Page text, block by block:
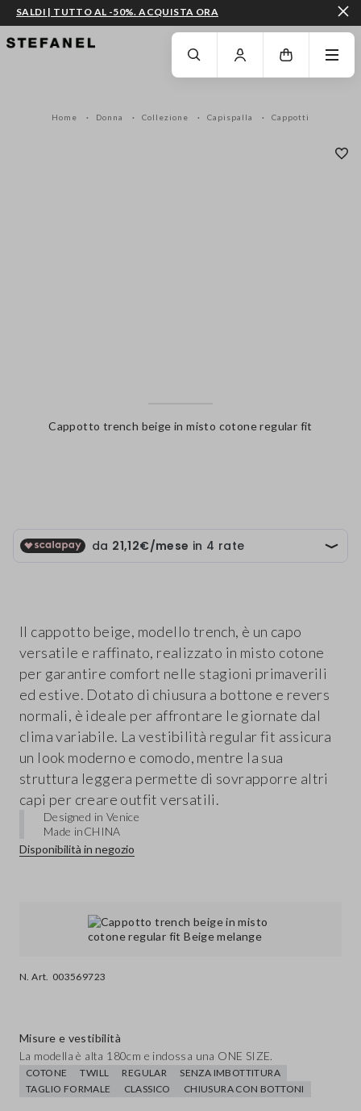
VAI AL CONTENUTO PRINCIPALE SCENDI AL FONDO DELLA PAGINA
SALDI | TUTTO AL -50%. ACQUISTA ORA
Home Donna Collezione Capispalla Cappotti
Cappotto trench beige in misto cotone regular fit
N. Art. 003569723
Il cappotto beige, modello trench, è un capo
versatile e raffinato, realizzato in misto cotone
per garantire comfort nelle stagioni primaverili
ed estive. Dotato di chiusura a bottone e revers
normali, è ideale per affrontare le giornate dal
clima variabile. La vestibilità regular fit assicura
un look moderno e comodo, mentre la sua
struttura leggera permette di sovrapporre altri
capi per creare outfit versatili.
Designed in Venice
Made inCHINA
Disponibilità in negozio
Misure e vestibilità
La modella è alta 180cm e indossa una ONE SIZE.
COTONE TWILL REGULAR
SENZA IMBOTTITURA
TAGLIO FORMALE
CLASSICO CHIUSURA CON BOTTONI